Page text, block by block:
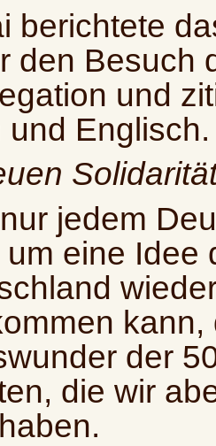
berichtete
den Besuch
und
und
jedem
um eine
der
die wir